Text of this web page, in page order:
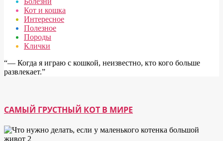
Кот и кошка
Интересное
Полезное
Породы
Клички
“― Когда я играю с кошкой, неизвестно, кто кого больше
развлекает.”
САМЫЙ ГРУСТНЫЙ КОТ В МИРЕ